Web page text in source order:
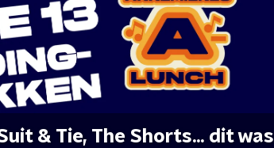
& Tie, The Shorts... dit was